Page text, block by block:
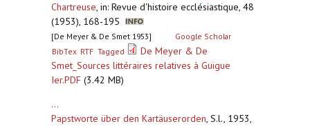
Chartreuse, in: Revue d'histoire ecclésiastique, 48
(1953), 168-195
[De Meyer & De Smet 1953]
Google Scholar
BibTex RTF Tagged
De Meyer & De
Smet_Sources littéraires relatives à Guigue
Ier.PDF (3.42 MB)
...
Papstworte über den Kartäuserorden, S.l., 1953,